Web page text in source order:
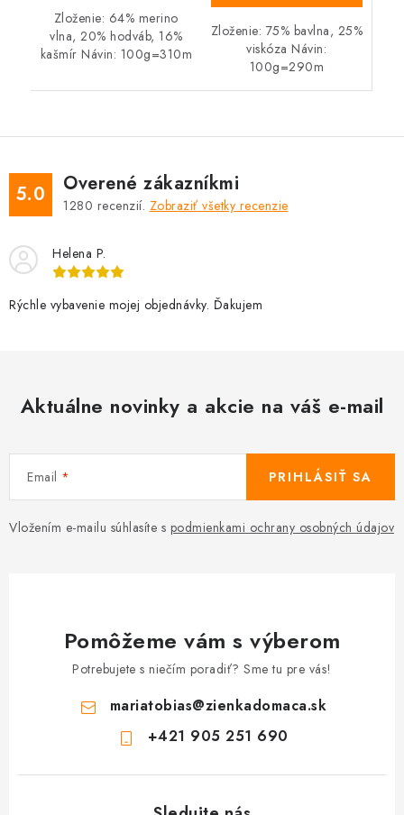
Zloženie: 64% merino
vlna, 20% hodváb, 16%
kašmír Návin: 100g=310m
Zloženie: 75% bavlna, 25%
viskóza Návin:
100g=290m
5.0 Overené zákazníkmi
1280 recenzií. Zobraziť všetky recenzie
Helena P.
Rýchle vybavenie mojej objednávky. Ďakujem
Aktuálne novinky a akcie na váš e-mail
Email
Vložením e-mailu súhlasíte s podmienkami ochrany osobných údajov
PRIHLÁSIŤ SA
Pomôžeme vám s výberom
Potrebujete s niečím poradiť? Sme tu pre vás!
mariatobias@zienkadomaca.sk
+421 905 251 690